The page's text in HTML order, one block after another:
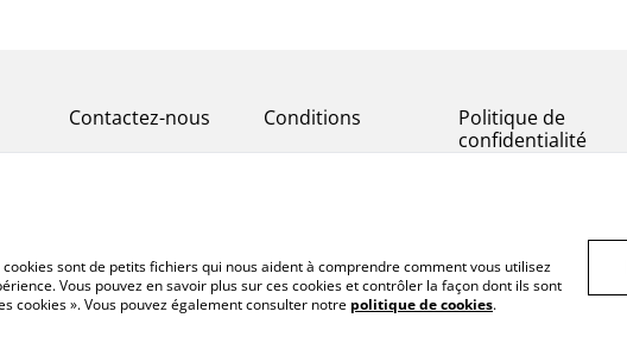
Contactez-nous Conditions
Politique de
confidentialité
sont de petits fichiers qui nous aident à comprendre comment vous utilisez
Vous pouvez en savoir plus sur ces cookies et contrôler la façon dont ils sont
cookies ». Vous pouvez également consulter notre politique de cookies.